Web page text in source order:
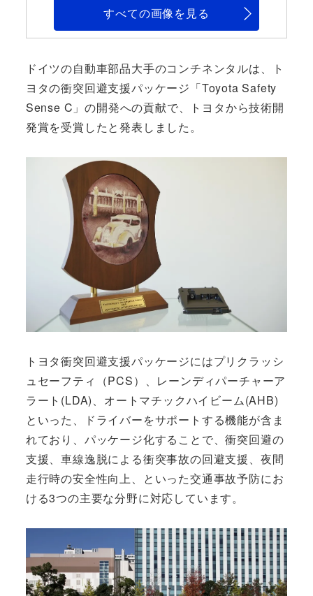
すべての画像を見る
ドイツの自動車部品大手のコンチネンタルは、ト
ヨタの衝突回避支援パッケージ「Toyota Safety
Sense C」の開発への貢献で、トヨタから技術開
発賞を受賞したと発表しました。
トヨタ衝突回避支援パッケージにはプリクラッシ
ュセーフティ（PCS）、レーンディパーチャーア
ラート(LDA)、オートマチックハイビーム(AHB)
といった、ドライバーをサポートする機能が含ま
れており、パッケージ化することで、衝突回避の
支援、車線逸脱による衝突事故の回避支援、夜間
走行時の安全性向上、といった交通事故予防にお
ける3つの主要な分野に対応しています。